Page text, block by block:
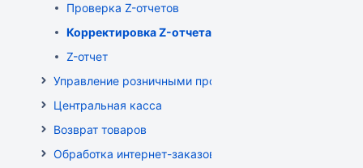
Проверка Z-отчетов
Корректировка Z-отчета
Z-отчет
Управление розничными продажами
Центральная касса
Возврат товаров
Обработка интернет-заказов